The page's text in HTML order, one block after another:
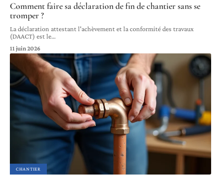
Comment faire sa déclaration de fin de chantier sans se
tromper ?
La déclaration attestant l'achèvement et la conformité des travaux
(DAACT) est le…
11 juin 2026
CHANTIER